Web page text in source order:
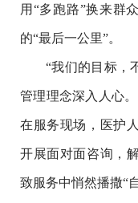
用“多跑路”换来群
的“最后一公里”。
“我们的目标，
管理理念深入人心
在服务现场，医护
开展面对面咨询，
致服务中悄然播撒“